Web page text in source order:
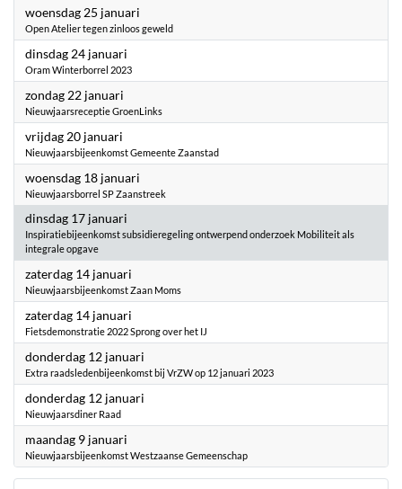
woensdag 25 januari
Open Atelier tegen zinloos geweld
dinsdag 24 januari
Oram Winterborrel 2023
zondag 22 januari
Nieuwjaarsreceptie GroenLinks
vrijdag 20 januari
Nieuwjaarsbijeenkomst Gemeente Zaanstad
woensdag 18 januari
Nieuwjaarsborrel SP Zaanstreek
dinsdag 17 januari
Inspiratiebijeenkomst subsidieregeling ontwerpend onderzoek Mobiliteit als
integrale opgave
zaterdag 14 januari
Nieuwjaarsbijeenkomst Zaan Moms
zaterdag 14 januari
Fietsdemonstratie 2022 Sprong over het IJ
donderdag 12 januari
Extra raadsledenbijeenkomst bij VrZW op 12 januari 2023
donderdag 12 januari
Nieuwjaarsdiner Raad
maandag 9 januari
Nieuwjaarsbijeenkomst Westzaanse Gemeenschap